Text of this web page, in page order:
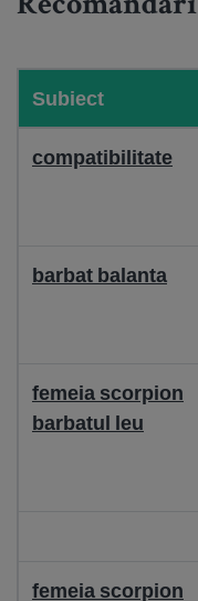
Recomandari
Subiect
compatibilitate
barbat balanta
femeia scorpion
barbatul leu
femeia scorpion